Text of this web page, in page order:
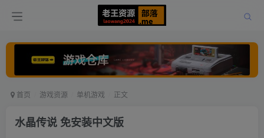
首页 游戏资源 单机游戏 正文
水晶传说 免安装中文版